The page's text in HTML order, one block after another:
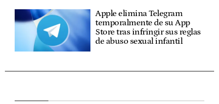
Apple elimina Telegram
temporalmente de su App
Store tras infringir sus reglas
de abuso sexual infantil